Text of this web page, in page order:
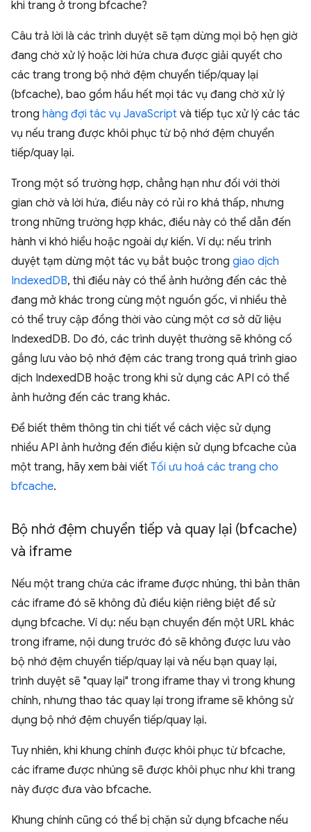
khi trang ở trong bfcache?
Câu trả lời là các trình duyệt sẽ tạm dừng mọi bộ hẹn giờ
đang chờ xử lý hoặc lời hứa chưa được giải quyết cho
các trang trong bộ nhớ đệm chuyển tiếp/quay lại
(bfcache), bao gồm hầu hết mọi tác vụ đang chờ xử lý
trong hàng đợi tác vụ JavaScript và tiếp tục xử lý các tác
vụ nếu trang được khôi phục từ bộ nhớ đệm chuyển
tiếp/quay lại.
Trong một số trường hợp, chẳng hạn như đối với thời
gian chờ và lời hứa, điều này có rủi ro khá thấp, nhưng
trong những trường hợp khác, điều này có thể dẫn đến
hành vi khó hiểu hoặc ngoài dự kiến. Ví dụ: nếu trình
duyệt tạm dừng một tác vụ bắt buộc trong giao dịch
IndexedDB, thì điều này có thể ảnh hưởng đến các thẻ
đang mở khác trong cùng một nguồn gốc, vì nhiều thẻ
có thể truy cập đồng thời vào cùng một cơ sở dữ liệu
IndexedDB. Do đó, các trình duyệt thường sẽ không cố
gắng lưu vào bộ nhớ đệm các trang trong quá trình giao
dịch IndexedDB hoặc trong khi sử dụng các API có thể
ảnh hưởng đến các trang khác.
Để biết thêm thông tin chi tiết về cách việc sử dụng
nhiều API ảnh hưởng đến điều kiện sử dụng bfcache của
một trang, hãy xem bài viết Tối ưu hoá các trang cho
bfcache.
Bộ nhớ đệm chuyển tiếp và quay lại (bfcache)
và iframe
Nếu một trang chứa các iframe được nhúng, thì bản thân
các iframe đó sẽ không đủ điều kiện riêng biệt để sử
dụng bfcache. Ví dụ: nếu bạn chuyển đến một URL khác
trong iframe, nội dung trước đó sẽ không được lưu vào
bộ nhớ đệm chuyển tiếp/quay lại và nếu bạn quay lại,
trình duyệt sẽ "quay lại" trong iframe thay vì trong khung
chính, nhưng thao tác quay lại trong iframe sẽ không sử
dụng bộ nhớ đệm chuyển tiếp/quay lại.
Tuy nhiên, khi khung chính được khôi phục từ bfcache,
các iframe được nhúng sẽ được khôi phục như khi trang
này được đưa vào bfcache.
Khung chính cũng có thể bị chặn sử dụng bfcache nếu